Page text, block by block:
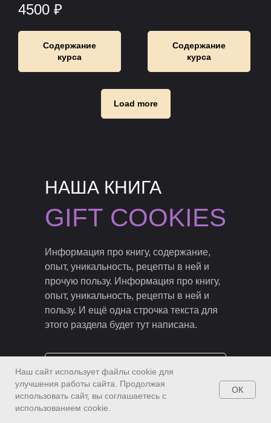
4500 ₽
Содержание
курса
Содержание
курса
Load more
Информация про книгу, содержание,
опыт, уникальность, рецепты в ней и
прочую пользу. Информация про книгу,
опыт, уникальность, рецепты в ней и
пользу. И ещё одна строчка текста для
этого раздела будет тут написана.
КУПИТЬ КНИГУ
НАША КНИГА
GIFT COOKIES
Наш сайт использует файлы cookie для
улучшения работы сайта. Продолжая
использовать сайт, вы соглашаетесь с
использованием cookie.
ОК